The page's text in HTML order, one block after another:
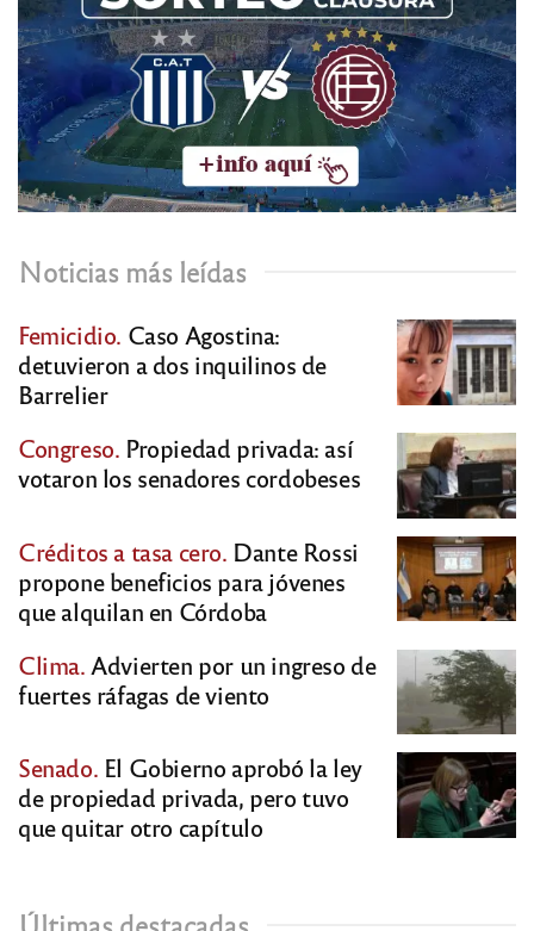
Noticias más leídas
Femicidio. Caso Agostina:
detuvieron a dos inquilinos de
Barrelier
Congreso. Propiedad privada: así
votaron los senadores cordobeses
Créditos a tasa cero. Dante Rossi
propone beneficios para jóvenes
que alquilan en Córdoba
Clima. Advierten por un ingreso de
fuertes ráfagas de viento
Senado. El Gobierno aprobó la ley
de propiedad privada, pero tuvo
que quitar otro capítulo